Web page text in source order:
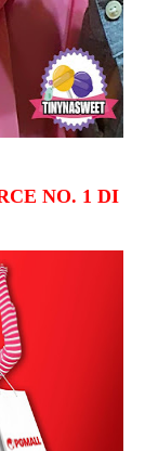
NO. 1 DI